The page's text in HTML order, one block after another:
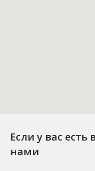
Если у вас есть
нами